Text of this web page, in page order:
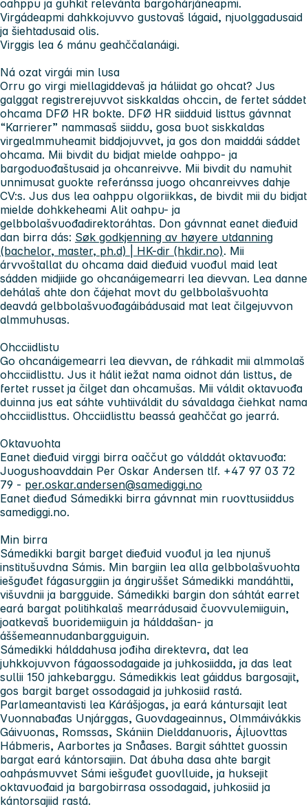
oahppu ja guhkit relevánta bargohárjáneapmi.
Virgádeapmi dahkkojuvvo gustovaš lágaid, njuolggadusaid
ja šiehtadusaid olis.
Virggis lea 6 mánu geahččalanáigi.
Ná ozat virgái min lusa
Orru go virgi miellagiddevaš ja háliidat go ohcat? Jus
galggat registrerejuvvot siskkaldas ohccin, de fertet sáddet
ohcama DFØ HR bokte. DFØ HR siidduid listtus gávnnat
“Karrierer” nammasaš siiddu, gosa buot siskkaldas
virgealmmuheamit biddjojuvvet, ja gos don maiddái sáddet
ohcama. Mii bivdit du bidjat mielde oahppo- ja
bargoduođaštusaid ja ohcanreivve. Mii bivdit du namuhit
unnimusat guokte referánssa juogo ohcanreivves dahje
CV:s. Jus dus lea oahppu olgoriikkas, de bivdit mii du bidjat
mielde dohkkeheami Alit oahpu- ja
gelbbolašvuođadirektoráhtas. Don gávnnat eanet dieđuid
dan birra dás: Søk godkjenning av høyere utdanning
(bachelor, master, ph.d) | HK-dir (hkdir.no). Mii
árvvoštallat du ohcama daid dieđuid vuođul maid leat
sádden midjiide go ohcanáigemearri lea dievvan. Lea danne
dehálaš ahte don čájehat movt du gelbbolašvuohta
deavdá gelbbolašvuođagáibádusaid mat leat čilgejuvvon
almmuhusas.
Ohcciidlistu
Go ohcanáigemearri lea dievvan, de ráhkadit mii almmolaš
ohcciidlisttu. Jus it hálit iežat nama oidnot dán listtus, de
fertet russet ja čilget dan ohcamušas. Mii váldit oktavuođa
duinna jus eat sáhte vuhtiiváldit du sávaldaga čiehkat nama
ohcciidlisttus. Ohcciidlisttu beassá geahččat go jearrá.
Oktavuohta
Eanet dieđuid virggi birra oaččut go válddát oktavuođa:
Juogushoavddain Per Oskar Andersen tlf. +47 97 03 72
79 - per.oskar.andersen@samediggi.no
Eanet dieđud Sámedikki birra gávnnat min ruovttusiiddus
samediggi.no.
Min birra
Sámedikki bargit barget dieđuid vuođul ja lea njunuš
institušuvdna Sámis. Min bargiin lea alla gelbbolašvuohta
iešguđet fágasurggiin ja áŋgiruššet Sámedikki mandáhttii,
višuvdnii ja bargguide. Sámedikki bargin don sáhtát earret
eará bargat politihkalaš mearrádusaid čuovvulemiiguin,
joatkevaš buoridemiiguin ja hálddašan- ja
áššemeannudanbargguiguin.
Sámedikki hálddahusa jođiha direktevra, dat lea
juhkkojuvvon fágaossodagaide ja juhkosiidda, ja das leat
sullii 150 jahkebarggu. Sámedikkis leat gáiddus bargosajit,
gos bargit barget ossodagaid ja juhkosiid rastá.
Parlameantavisti lea Kárášjogas, ja eará kántursajit leat
Vuonnabađas Unjárggas, Guovdageainnus, Olmmáivákkis
Gáivuonas, Romssas, Skániin Dielddanuoris, Ájluovttas
Hábmeris, Aarbortes ja Snåases. Bargit sáhttet guossin
bargat eará kántorsajiin. Dat ábuha dasa ahte bargit
oahpásmuvvet Sámi iešguđet guovlluide, ja huksejit
oktavuođaid ja bargobirrasa ossodagaid, juhkosiid ja
kántorsajiid rastá.